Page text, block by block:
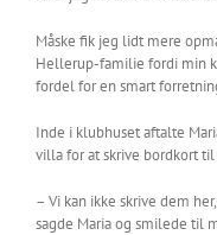
Måske fik jeg lidt mere
Hellerup-familie fordi min
fordel for en smart
Inde i klubhuset aftalte
villa for at skrive bordkort
– Vi kan ikke skrive dem
sagde Maria og smilede til